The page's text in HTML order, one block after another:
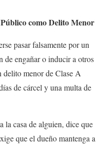
como Delito Menor
pasar falsamente por un
engañar o inducir a otros
menor de Clase A
de cárcel y una multa de
la casa de alguien, dice que
que el dueño mantenga a